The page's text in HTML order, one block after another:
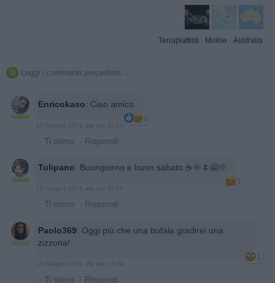
Terrapiattisti · Molise · Australia
 Leggi i commenti precedenti...
Enricokaso: Ciao amico
2
19 Giugno 2021 alle ore 11:03
· Ti stimo · Rispondi
Tulipano: Buongiorno e buon sabato ☕🌞🌷🤗🌞
1
19 Giugno 2021 alle ore 11:05
· Ti stimo · Rispondi
Paolo369: Oggi più che una bufala gradirei una
zizzona!
1
19 Giugno 2021 alle ore 13:04
· Ti stimo · Rispondi